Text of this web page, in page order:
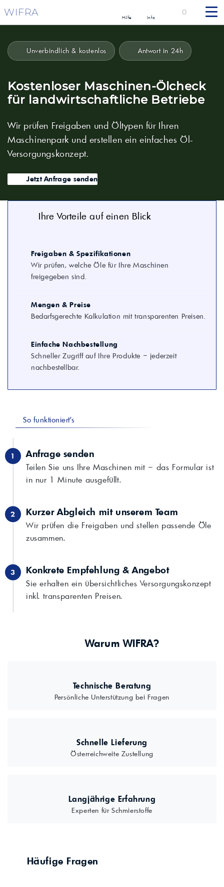
WIFRA Hilfe Info
0
Unverbindlich & kostenlos Antwort in 24h
Kostenloser Maschinen-Ölcheck
für landwirtschaftliche Betriebe
Wir prüfen Freigaben und Öltypen für Ihren
Maschinenpark und erstellen ein einfaches Öl-
Versorgungskonzept.
Jetzt Anfrage senden
Ihre Vorteile auf einen Blick
Freigaben & Spezifikationen
Wir prüfen, welche Öle für Ihre Maschinen
freigegeben sind.
Mengen & Preise
Bedarfsgerechte Kalkulation mit transparenten Preisen.
Einfache Nachbestellung
Schneller Zugriff auf Ihre Produkte – jederzeit
nachbestellbar.
So funktioniert's
1 Anfrage senden
Teilen Sie uns Ihre Maschinen mit – das Formular ist
in nur 1 Minute ausgefüllt.
2 Kurzer Abgleich mit unserem Team
Wir prüfen die Freigaben und stellen passende Öle
zusammen.
3 Konkrete Empfehlung & Angebot
Sie erhalten ein übersichtliches Versorgungskonzept
inkl. transparenten Preisen.
Warum WIFRA?
Technische Beratung
Persönliche Unterstützung bei Fragen
Schnelle Lieferung
Österreichweite Zustellung
Langjährige Erfahrung
Experten für Schmierstoffe
Häufige Fragen